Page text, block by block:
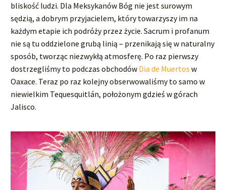
bliskość ludzi. Dla Meksykanów Bóg nie jest surowym
sędzią, a dobrym przyjacielem, który towarzyszy im na
każdym etapie ich podróży przez życie. Sacrum i profanum
nie są tu oddzielone grubą linią – przenikają się w naturalny
sposób, tworząc niezwykłą atmosferę. Po raz pierwszy
dostrzegliśmy to podczas obchodów Dia de Muertos w
Oaxace. Teraz po raz kolejny obserwowaliśmy to samo w
niewielkim Tequesquitlán, położonym gdzieś w górach
Jalisco.